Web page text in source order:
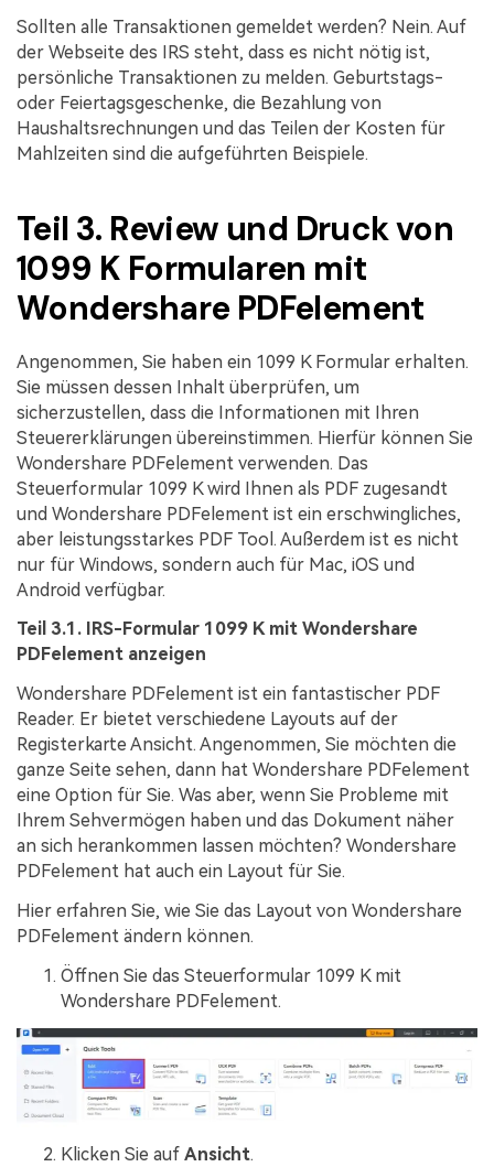
Sollten alle Transaktionen gemeldet werden? Nein. Auf
der Webseite des IRS steht, dass es nicht nötig ist,
persönliche Transaktionen zu melden. Geburtstags-
oder Feiertagsgeschenke, die Bezahlung von
Haushaltsrechnungen und das Teilen der Kosten für
Mahlzeiten sind die aufgeführten Beispiele.
Teil 3. Review und Druck von
1099 K Formularen mit
Wondershare PDFelement
Angenommen, Sie haben ein 1099 K Formular erhalten.
Sie müssen dessen Inhalt überprüfen, um
sicherzustellen, dass die Informationen mit Ihren
Steuererklärungen übereinstimmen. Hierfür können Sie
Wondershare PDFelement verwenden. Das
Steuerformular 1099 K wird Ihnen als PDF zugesandt
und Wondershare PDFelement ist ein erschwingliches,
aber leistungsstarkes PDF Tool. Außerdem ist es nicht
nur für Windows, sondern auch für Mac, iOS und
Android verfügbar.
Teil 3.1. IRS-Formular 1099 K mit Wondershare
PDFelement anzeigen
Wondershare PDFelement ist ein fantastischer PDF
Reader. Er bietet verschiedene Layouts auf der
Registerkarte Ansicht. Angenommen, Sie möchten die
ganze Seite sehen, dann hat Wondershare PDFelement
eine Option für Sie. Was aber, wenn Sie Probleme mit
Ihrem Sehvermögen haben und das Dokument näher
an sich herankommen lassen möchten? Wondershare
PDFelement hat auch ein Layout für Sie.
Hier erfahren Sie, wie Sie das Layout von Wondershare
PDFelement ändern können.
Öffnen Sie das Steuerformular 1099 K mit
Wondershare PDFelement.
Klicken Sie auf Ansicht.